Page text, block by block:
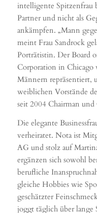
intelligente Spitzenfrau
Partner und nicht als
ankämpfen. „Mann
meint Frau Sandrock
Porträtistin. Der Board
Corporation in Chicago
Männern repräsentiert,
weiblichen Vorstände
seit 2004 Chairman
Die elegante
verheiratet. Nota ist
AG und stolz auf
ergänzen sich sowohl
berufliche
gleiche Hobbies wie
geschätzter
joggt täglich über lange